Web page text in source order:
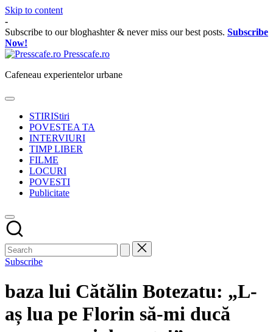
Skip to content
-
Subscribe to our bloghashter & never miss our best posts. Subscribe
Now!
Presscafe.ro
Cafeneau experientelor urbane
STIRIStiri
POVESTEA TA
INTERVIURI
TIMP LIBER
FILME
LOCURI
POVESTI
Publicitate
Subscribe
baza lui Cătălin Botezatu: „L-
aș lua pe Florin să-mi ducă